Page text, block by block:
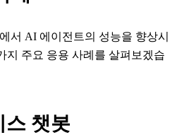
서 AI 에이전트의 성능을 향상시
지 주요 응용 사례를 살펴보겠습
스 챗봇